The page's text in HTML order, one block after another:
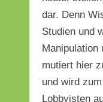
dar. Denn
Studien und
Manipulation
mutiert hier
und wird
Lobbyisten